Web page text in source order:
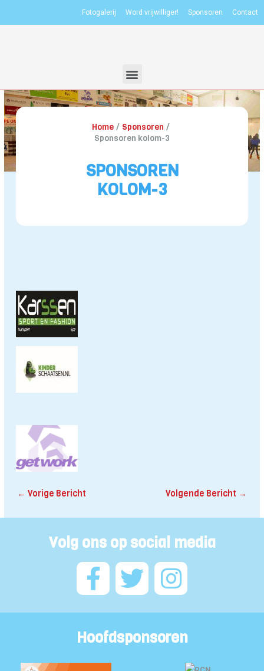
Fotogalerij Word vrijwilliger! Sponsoren Contact
Home
Sponsoren
Sponsoren kolom-3
SPONSOREN
KOLOM-3
← Vorige Bericht Volgende Bericht →
Volg ons op social media
Hoofdsponsoren